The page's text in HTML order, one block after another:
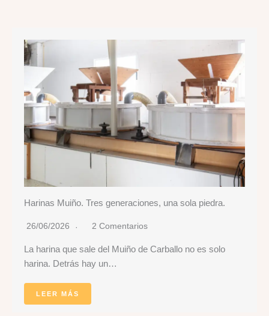
Harinas Muiño. Tres generaciones, una sola piedra.
26/06/2026 2 Comentarios
La harina que sale del Muiño de Carballo no es solo
harina. Detrás hay un…
LEER MÁS